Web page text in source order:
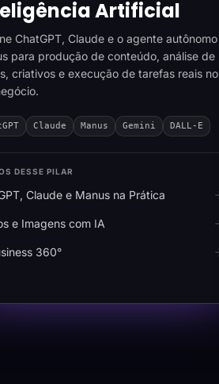
Artificial
ChatGPT, Claude e o agente autônomo
para produção de conteúdo, análise de
criativos e execução de tarefas reais no
Claude Manus Gemini DALL-E
DESSE PILAR
Claude e Manus na Prática
e Imagens com IA
360°